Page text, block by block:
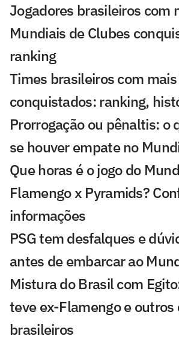
Jogadores brasileiros com
Mundiais de Clubes
ranking
Times brasileiros com
conquistados: ranking,
Prorrogação ou pênaltis: o
se houver empate no
Que horas é o jogo do
Flamengo x Pyramids?
informações
PSG tem desfalques e
antes de embarcar ao
Mistura do Brasil com
teve ex-Flamengo e outros
brasileiros